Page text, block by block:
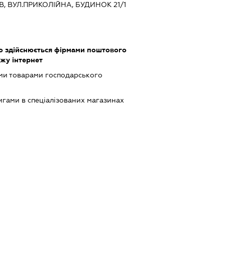
ВУЛ.ПРИКОЛІЙНА, БУДИНОК 21/1
здійснюється фірмами поштового
інтернет
товарами господарського
в спеціалізованих магазинах